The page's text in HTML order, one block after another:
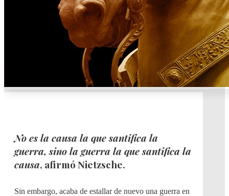
No es la causa la que santifica la
guerra, sino la guerra la que santifica la
causa, afirmó Nietzsche.
Sin embargo, acaba de estallar de nuevo una guerra en